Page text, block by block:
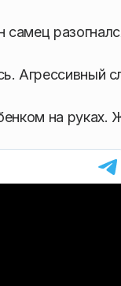
Агрессивный
на руках.